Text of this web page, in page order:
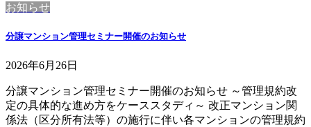
お知らせ
分譲マンション管理セミナー開催のお知らせ
2026年6月26日
分譲マンション管理セミナー開催のお知らせ ～管理規約改
定の具体的な進め方をケーススタディ～ 改正マンション関
係法（区分所有法等）の施行に伴い各マンションの管理規約